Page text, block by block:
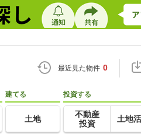
最近見た物件 0
建てる
土地
投資する
不動産
投資
土地